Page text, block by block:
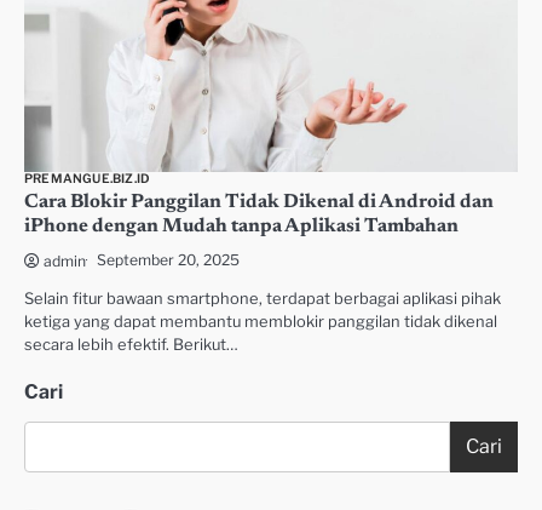
PREMANGUE.BIZ.ID
Cara Blokir Panggilan Tidak Dikenal di Android dan
iPhone dengan Mudah tanpa Aplikasi Tambahan
admin September 20, 2025
Selain fitur bawaan smartphone, terdapat berbagai aplikasi pihak
ketiga yang dapat membantu memblokir panggilan tidak dikenal
secara lebih efektif. Berikut…
Cari
Cari